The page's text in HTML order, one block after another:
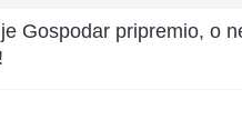
Gospodar pripremio, o